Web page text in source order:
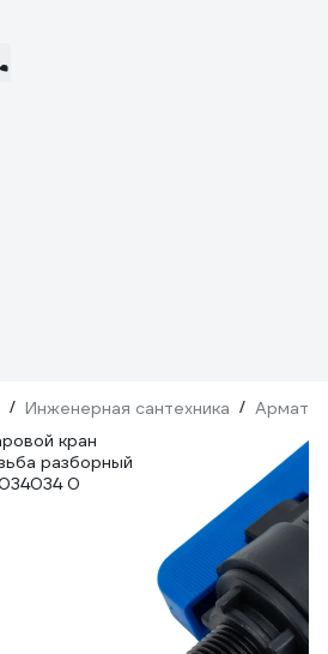
/ Инженерная сантехника /